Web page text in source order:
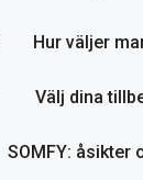
Hur väljer
Välj dina
SOMFY: åsikter